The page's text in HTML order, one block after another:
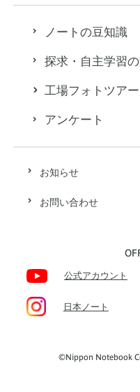
お知らせ
お問い合わせ
公式アカウント
日本ノート
ノートの豆知識
探求・自主学習
工場フォトツアー
アンケート
©Nippon Notebook